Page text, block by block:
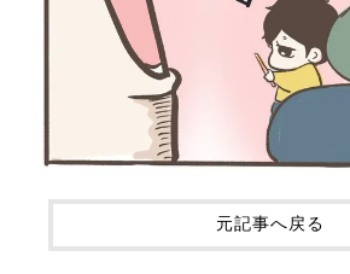
元記事へ戻る